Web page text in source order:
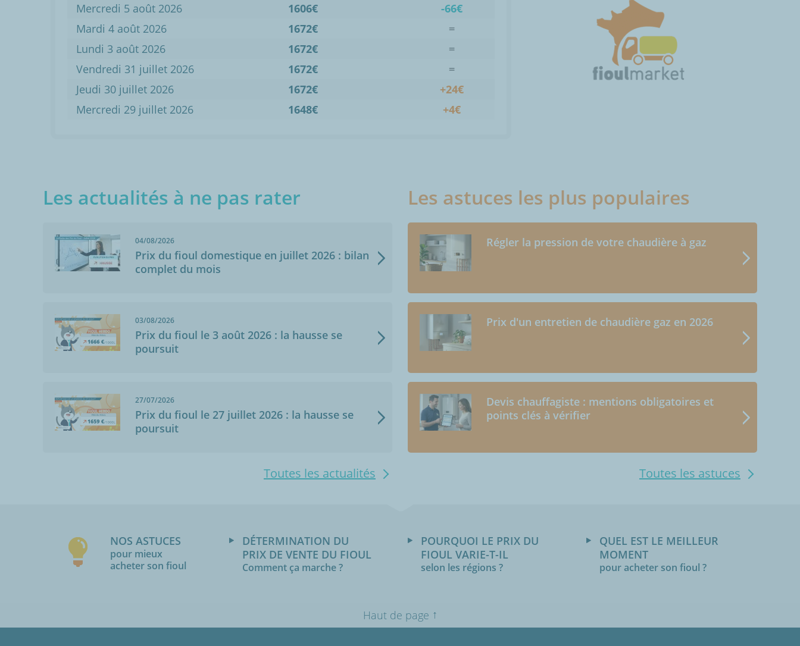
Mercredi 5 août 2026
1606€
-66€
Mardi 4 août 2026
1672€
=
Lundi 3 août 2026
1672€
=
Vendredi 31 juillet 2026
1672€
=
Jeudi 30 juillet 2026
1672€
+24€
Mercredi 29 juillet 2026
1648€ +4€
Les actualités à ne pas rater
04/08/2026
Prix du fioul domestique en juillet 2026 : bilan
complet du mois
03/08/2026
Prix du fioul le 3 août 2026 : la hausse se
poursuit
27/07/2026
Prix du fioul le 27 juillet 2026 : la hausse se
poursuit
Toutes les actualités
Les astuces les plus populaires
Régler la pression de votre chaudière à gaz
Prix d'un entretien de chaudière gaz en 2026
Devis chauffagiste : mentions obligatoires et
points clés à vérifier
Toutes les astuces
NOS ASTUCES
pour mieux
acheter son fioul
DÉTERMINATION DU
PRIX DE VENTE DU FIOUL
Comment ça marche ?
POURQUOI LE PRIX DU
FIOUL VARIE-T-IL
selon les régions ?
QUEL EST LE MEILLEUR
MOMENT
pour acheter son fioul ?
Haut de page ↑